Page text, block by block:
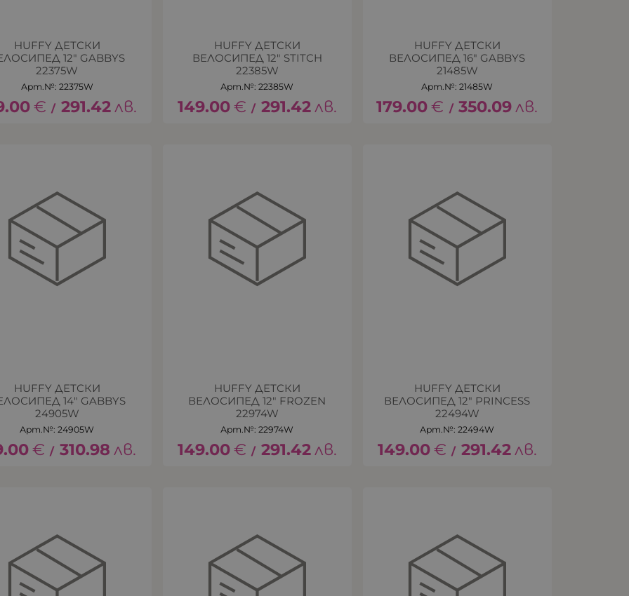
HUFFY ДЕТСКИ
12" GABBYS
22375W
Арт.№: 22375W
€ / 291.42лв.
HUFFY ДЕТСКИ
ВЕЛОСИПЕД 12" STITCH
22385W
Арт.№: 22385W
149.00€ / 291.42лв.
HUFFY ДЕТСКИ
ВЕЛОСИПЕД 16" GABBYS
21485W
Арт.№: 21485W
179.00€ / 350.09лв.
HUFFY ДЕТСКИ
14" GABBYS
24905W
Арт.№: 24905W
€ / 310.98 лв.
HUFFY ДЕТСКИ
ВЕЛОСИПЕД 12" FROZEN
22974W
Арт.№: 22974W
149.00€ / 291.42лв.
HUFFY ДЕТСКИ
ВЕЛОСИПЕД 12" PRINCESS
22494W
Арт.№: 22494W
149.00€ / 291.42лв.